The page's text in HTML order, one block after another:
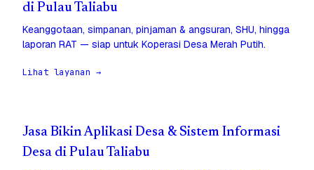
di Pulau Taliabu
Keanggotaan, simpanan, pinjaman & angsuran, SHU, hingga
laporan RAT — siap untuk Koperasi Desa Merah Putih.
Lihat layanan →
Jasa Bikin Aplikasi Desa & Sistem Informasi
Desa di Pulau Taliabu